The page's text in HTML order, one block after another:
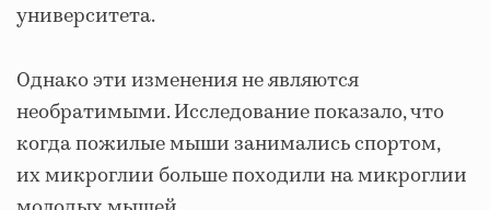
университета.
Однако эти изменения не являются
необратимыми. Исследование показало, что
когда пожилые мыши занимались спортом,
их микроглии больше походили на микроглии